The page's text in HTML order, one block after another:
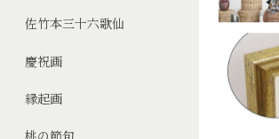
佐竹本三十六歌仙
慶祝画
縁起画